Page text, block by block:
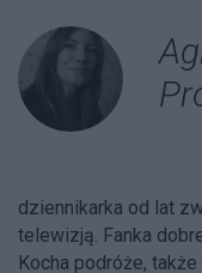
dziennikarka od lat
telewizją. Fanka
Kocha podróże,